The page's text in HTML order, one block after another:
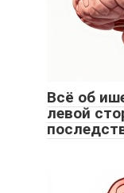
Всё об
левой